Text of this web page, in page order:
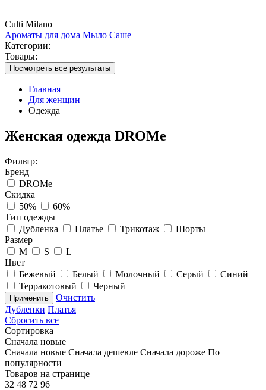
Culti Milano
Ароматы для дома Мыло Саше
Категории:
Товары:
Посмотреть все результаты
Главная
Для женщин
Одежда
Женская одежда DROMe
Фильтр:
Бренд
DROMe
Скидка
50%
60%
Тип одежды
Дубленка
Платье Трикотаж
Шорты
Размер
M
S
L
Цвет
Бежевый
Белый Молочный Серый
Синий
Терракотовый
Черный
Применить
Очистить
Дубленки Платья
Сбросить все
Сортировка
Сначала новые
Сначала новые Сначала дешевле Сначала дороже По
популярности
Товаров на странице
32 48 72 96